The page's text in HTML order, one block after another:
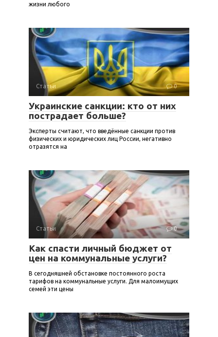
жизни любого
Статьи 0
Украинские санкции: кто от них
пострадает больше?
Эксперты считают, что введённые санкции против
физических и юридических лиц России, негативно
отразятся на
Статьи 0
Как спасти личный бюджет от
цен на коммунальные услуги?
В сегодняшней обстановке постоянного роста
тарифов на коммунальные услуги. Для малоимущих
семей эти цены